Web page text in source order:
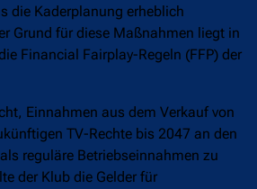
die Kaderplanung erheblich
Grund für diese Maßnahmen liegt in
Financial Fairplay-Regeln (FFP) der
Einnahmen aus dem Verkauf von
TV-Rechte bis 2047 an den
reguläre Betriebseinnahmen zu
der Klub die Gelder für